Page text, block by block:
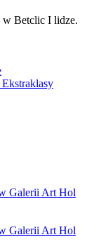
w Betclic I lidze.